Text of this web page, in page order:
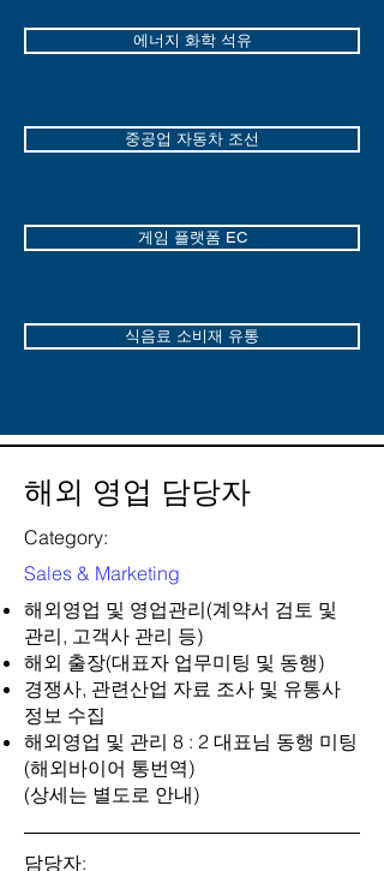
에너지 화학 석유
중공업 자동차 조선
게임 플랫폼 EC
식음료 소비재 유통
해외 영업 담당자
Category:
Sales & Marketing
해외영업 및 영업관리(계약서 검토 및
관리, 고객사 관리 등)
해외 출장(대표자 업무미팅 및 동행)
경쟁사, 관련산업 자료 조사 및 유통사
정보 수집
해외영업 및 관리 8 : 2 대표님 동행 미팅
(해외바이어 통번역)
(상세는 별도로 안내)
담당자: